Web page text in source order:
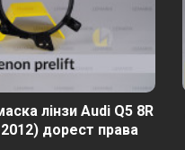
лінзи Audi Q5 8R
дорест права